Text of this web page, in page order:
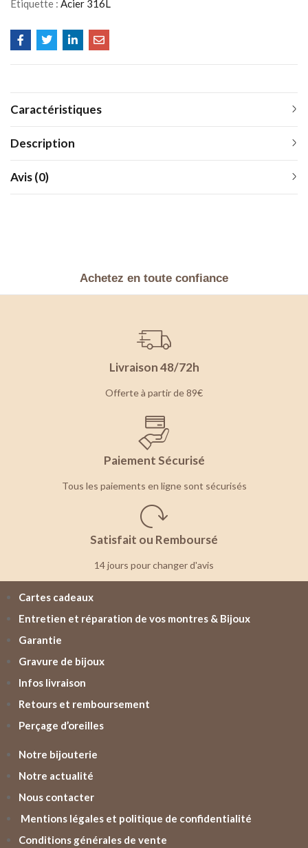
Étiquette : Acier 316L
Caractéristiques
Description
Avis (0)
Achetez en toute confiance
Livraison 48/72h
Offerte à partir de 89€
Paiement Sécurisé
Tous les paiements en ligne sont sécurisés
Satisfait ou Remboursé
14 jours pour changer d'avis
Cartes cadeaux
Entretien et réparation de vos montres & Bijoux
Garantie
Gravure de bijoux
Infos livraison
Retours et remboursement
Perçage d’oreilles
Notre bijouterie
Notre actualité
Nous contacter
Mentions légales et politique de confidentialité
Conditions générales de vente